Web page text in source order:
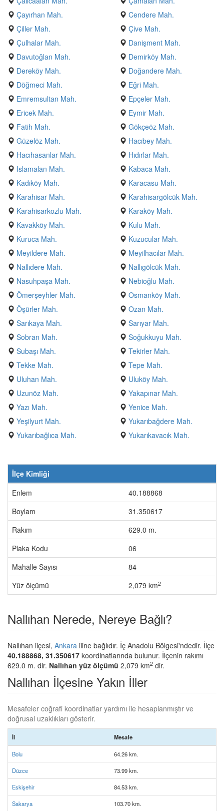
Çayırhan Mah.
Cendere Mah.
Çiller Mah.
Çive Mah.
Çulhalar Mah.
Danişment Mah.
Davutoğlan Mah.
Demirköy Mah.
Dereköy Mah.
Doğandere Mah.
Döğmeci Mah.
Eğri Mah.
Emremsultan Mah.
Epçeler Mah.
Ericek Mah.
Eymir Mah.
Fatih Mah.
Gökçeöz Mah.
Güzelöz Mah.
Hacıbey Mah.
Hacıhasanlar Mah.
Hıdırlar Mah.
Islamalan Mah.
Kabaca Mah.
Kadıköy Mah.
Karacasu Mah.
Karahisar Mah.
Karahisargölcük Mah.
Karahisarkozlu Mah.
Karaköy Mah.
Kavakköy Mah.
Kulu Mah.
Kuruca Mah.
Kuzucular Mah.
Meyildere Mah.
Meyilhacılar Mah.
Nallıdere Mah.
Nallıgölcük Mah.
Nasuhpaşa Mah.
Nebioğlu Mah.
Ömerşeyhler Mah.
Osmanköy Mah.
Öşürler Mah.
Ozan Mah.
Sarıkaya Mah.
Sarıyar Mah.
Sobran Mah.
Soğukkuyu Mah.
Subaşı Mah.
Tekirler Mah.
Tekke Mah.
Tepe Mah.
Uluhan Mah.
Uluköy Mah.
Uzunöz Mah.
Yakapınar Mah.
Yazı Mah.
Yenice Mah.
Yeşilyurt Mah.
Yukarıbağdere Mah.
Yukarıbağlıca Mah.
Yukarıkavacık Mah.
İlçe Kimliği
Enlem
40.188868
Boylam
31.350617
Rakım
629.0 m.
Plaka Kodu
06
Mahalle Sayısı
84
Yüz ölçümü
2,079 km2
Nallıhan Nerede, Nereye Bağlı?
Nallıhan ilçesi, Ankara iline bağlıdır. İç Anadolu Bölgesi'ndedir. İlçe
40.188868, 31.350617 koordinatlarında bulunur. İlçenin rakımı
629.0 m. dir. Nallıhan yüz ölçümü 2,079 km2 dir.
Nallıhan İlçesine Yakın İller
Mesafeler coğrafi koordinatlar yardımı ile hesaplanmıştır ve
doğrusal uzaklıkları gösterir.
İl Mesafe
Bolu 64.26 km.
Düzce 73.99 km.
Eskişehir 84.53 km.
Sakarya 103.70 km.